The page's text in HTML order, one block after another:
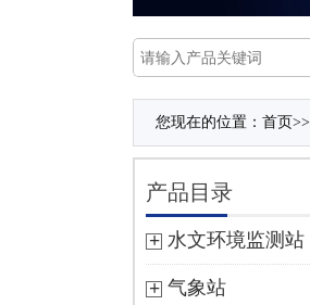
您现在的位置： 首页>>
产品目录
水文环境监测站
气象站